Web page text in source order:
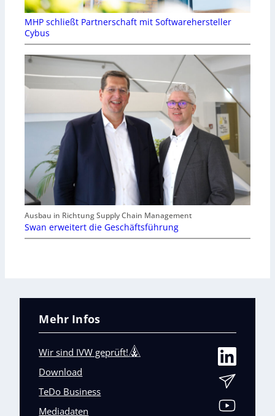
MHP schließt Partnerschaft mit Softwarehersteller
Cybus
Ausbau in Richtung Supply Chain Management
Swan erweitert die Geschäftsführung
Mehr Infos
Wir sind IVW geprüft!
Download
TeDo Business
Mediadaten